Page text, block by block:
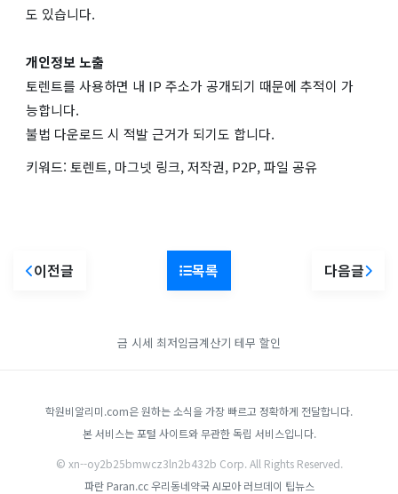
도 있습니다.
개인정보 노출
토렌트를 사용하면 내 IP 주소가 공개되기 때문에 추적이 가
능합니다.
불법 다운로드 시 적발 근거가 되기도 합니다.
키워드: 토렌트, 마그넷 링크, 저작권, P2P, 파일 공유
이전글 목록 다음글
금 시세 최저임금계산기 테무 할인
학원비알리미.com은 원하는 소식을 가장 빠르고 정확하게 전달합니다.
본 서비스는 포털 사이트와 무관한 독립 서비스입니다.
© xn--oy2b25bmwcz3ln2b432b Corp. All Rights Reserved.
파란 Paran.cc 우리동네약국 AI모아 러브데이 팁뉴스